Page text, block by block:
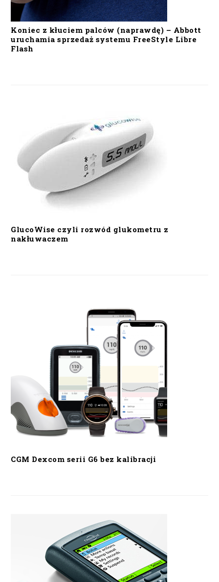
Koniec z kłuciem palców (naprawdę) – Abbott
uruchamia sprzedaż systemu FreeStyle Libre
Flash
GlucoWise czyli rozwód glukometru z
nakłuwaczem
CGM Dexcom serii G6 bez kalibracji